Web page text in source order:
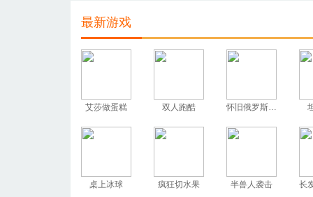
最新游戏
艾莎做蛋糕 双人跑酷 怀旧俄罗斯方块
桌上冰球 疯狂切水果 半兽人袭击 长